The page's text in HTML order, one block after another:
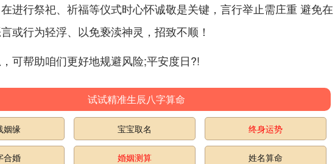
在进行祭祀、祈福等仪式时心怀诚敬是关键，言行举止需庄重 避免在
或行为轻浮、以免亵渎神灵，招致不顺！
可帮助咱们更好地规避风险;平安度日?!
试试精准生辰八字算命
姻缘 宝宝取名 终身运势
合婚 婚姻测算 姓名算命